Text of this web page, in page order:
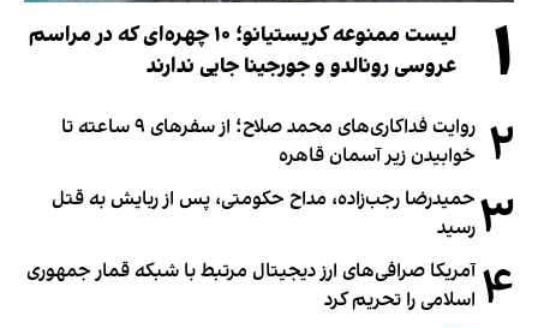
۱
لیست ممنوعه کریستیانو؛ ۱۰ چهره‌ای که در مراسم
عروسی رونالدو و جورجینا جایی ندارند
۲
روایت فداکاری‌های محمد صلاح؛ از سفرهای ۹ ساعته تا
خوابیدن زیر آسمان قاهره
۳ حمیدرضا رجب‌زاده، مداح حکومتی، پس از ربایش به قتل
رسید
۴ آمریکا صرافی‌های ارز دیجیتال مرتبط با شبکه قمار جمهوری
اسلامی را تحریم کرد